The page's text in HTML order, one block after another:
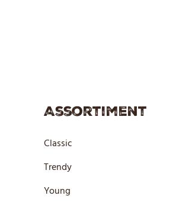
Assortiment
Classic
Trendy
Young